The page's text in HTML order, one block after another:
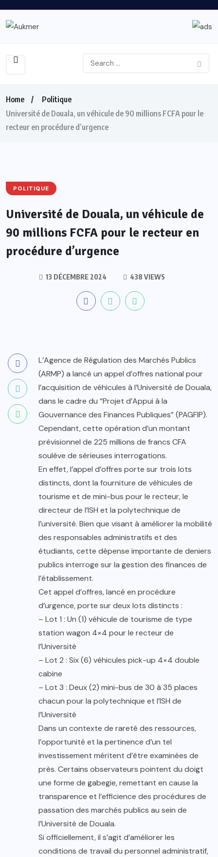
Home
Politique
Université de Douala, un véhicule de 90 millions FCFA pour le
recteur en procédure d’urgence
POLITIQUE
Université de Douala, un véhicule de
90 millions FCFA pour le recteur en
procédure d’urgence
13 DÉCEMBRE 2024 438 VIEWS
L’Agence de Régulation des Marchés Publics
(ARMP) a lancé un appel d’offres national pour
l’acquisition de véhicules à l’Université de Douala,
dans le cadre du “Projet d’Appui à la
Gouvernance des Finances Publiques” (PAGFIP).
Cependant, cette opération d’un montant
prévisionnel de 225 millions de francs CFA
soulève de sérieuses interrogations.
En effet, l’appel d’offres porte sur trois lots
distincts, dont la fourniture de véhicules de
tourisme et de mini-bus pour le recteur, le
directeur de l’ISH et la polytechnique de
l’université. Bien que visant à améliorer la mobilité
des responsables administratifs et des
étudiants, cette dépense importante de deniers
publics interroge sur la gestion des finances de
l’établissement.
Cet appel d’offres, lancé en procédure
d’urgence, porte sur deux lots distincts :
– Lot 1 : Un (1) véhicule de tourisme de type
station wagon 4×4 pour le recteur de
l’Université
– Lot 2 : Six (6) véhicules pick-up 4×4 double
cabine
– Lot 3 : Deux (2) mini-bus de 30 à 35 places
chacun pour la polytechnique et l’ISH de
l’Université
Dans un contexte de rareté des ressources,
l’opportunité et la pertinence d’un tel
investissement méritent d’être examinées de
près. Certains observateurs pointent du doigt
une forme de gabegie, remettant en cause la
transparence et l’efficience des procédures de
passation des marchés publics au sein de
l’Université de Douala.
Si officiellement, il s’agit d’améliorer les
conditions de travail du personnel administratif,